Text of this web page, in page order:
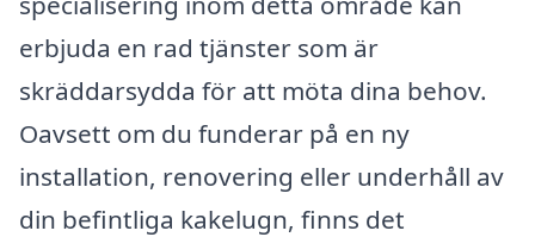
erbjuda en rad tjänster som är
skräddarsydda för att möta dina behov.
Oavsett om du funderar på en ny
installation, renovering eller underhåll av
din befintliga kakelugn, finns det